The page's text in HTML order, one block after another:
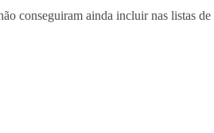
conseguiram ainda incluir nas listas